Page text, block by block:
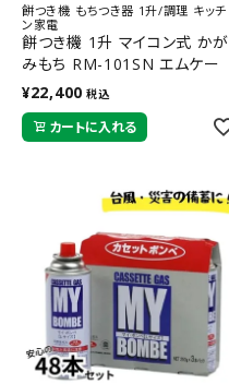
餅つき機 もちつき器 1升/調理 キッチ
ン家電
餅つき機 1升 マイコン式 かが
みもち RM-101SN エムケー
精工 餅つき器 全自動 餅つき
器 家庭用 雑煮 大福 パン うど
ん
¥22,400 税込
カートに入れる